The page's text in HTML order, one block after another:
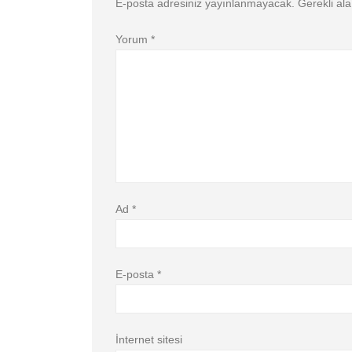
E-posta adresiniz yayınlanmayacak. Gerekli
Yorum *
Ad *
E-posta *
İnternet sitesi